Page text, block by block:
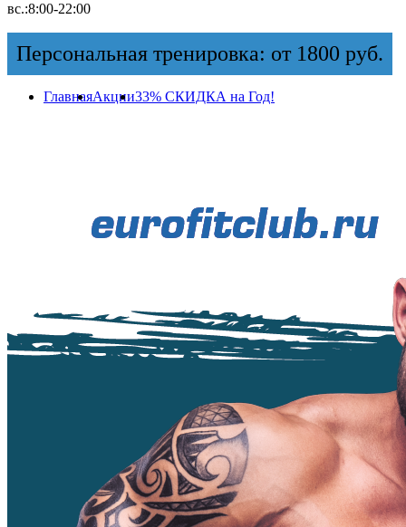
вс.:8:00-22:00
Персональная тренировка: от 1800 руб.
ГлавнаяАкции33% СКИДКА на Год!